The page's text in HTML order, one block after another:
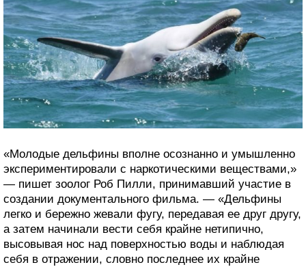
«Молодые дельфины вполне осознанно и умышленно
экспериментировали с наркотическими веществами,»
— пишет зоолог Роб Пилли, принимавший участие в
создании документального фильма. — «Дельфины
легко и бережно жевали фугу, передавая ее друг другу,
а затем начинали вести себя крайне нетипично,
высовывая нос над поверхностью воды и наблюдая
себя в отражении, словно последнее их крайне